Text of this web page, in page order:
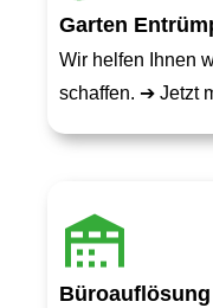
Garten
Wir helfen Ihnen
schaffen. ➔ Jetzt